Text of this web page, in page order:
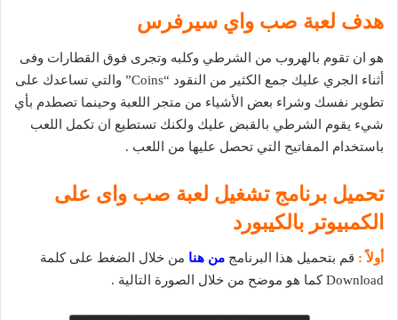
هدف لعبة صب واي سيرفرس
هو ان تقوم بالهروب من الشرطي وكلبه وتجرى فوق القطارات وفى
أثناء الجري عليك جمع الكثير من النقود “Coins” والتي تساعدك على
تطوير نفسك وشراء بعض الأشياء من متجر اللعبة وحينما تصطدم بأي
شيء يقوم الشرطي بالقبض عليك ولكنك تستطيع ان تكمل اللعب
باستخدام المفاتيح التي تحصل عليها من اللعب .
تحميل برنامج تشغيل لعبة صب واى على
الكمبيوتر بالكيبورد
أولاً : قم بتحميل هذا البرنامج من هنا من خلال الضغط على كلمة
Download كما هو موضح من خلال الصورة التالية .